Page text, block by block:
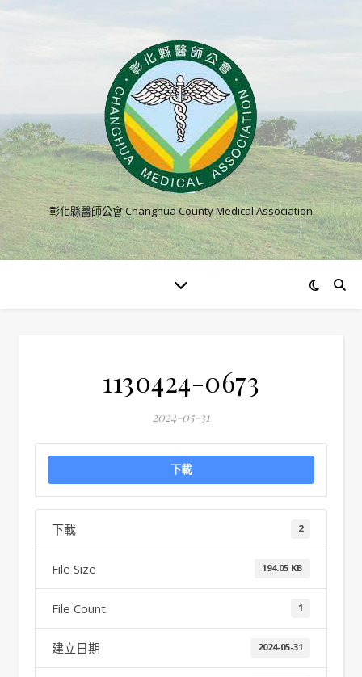
彰化縣醫師公會 Changhua County Medical Association
1130424-0673
2024-05-31
下載
下載 2
File Size 194.05 KB
File Count 1
建立日期 2024-05-31